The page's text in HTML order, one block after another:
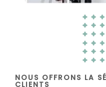
NOUS OFFRONS LA
CLIENTS